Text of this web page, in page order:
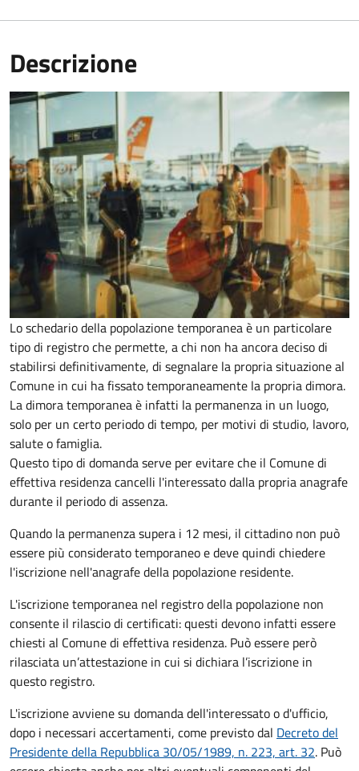
Descrizione
Lo schedario della popolazione temporanea è un particolare
tipo di registro che permette, a chi non ha ancora deciso di
stabilirsi definitivamente, di segnalare la propria situazione al
Comune in cui ha fissato temporaneamente la propria dimora.
La dimora temporanea è infatti la permanenza in un luogo,
solo per un certo periodo di tempo, per motivi di studio, lavoro,
salute o famiglia.
Questo tipo di domanda serve per evitare che il Comune di
effettiva residenza cancelli l'interessato dalla propria anagrafe
durante il periodo di assenza.
Quando la permanenza supera i 12 mesi, il cittadino non può
essere più considerato temporaneo e deve quindi chiedere
l'iscrizione nell'anagrafe della popolazione residente.
L'iscrizione temporanea nel registro della popolazione non
consente il rilascio di certificati: questi devono infatti essere
chiesti al Comune di effettiva residenza. Può essere però
rilasciata un’attestazione in cui si dichiara l’iscrizione in
questo registro.
L'iscrizione avviene su domanda dell'interessato o d'ufficio,
dopo i necessari accertamenti, come previsto dal Decreto del
Presidente della Repubblica 30/05/1989, n. 223, art. 32. Può